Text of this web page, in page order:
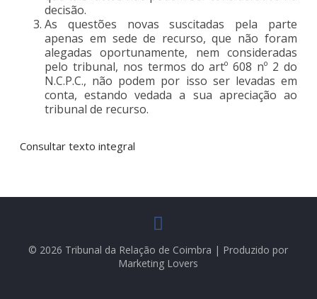
decisão.
As questões novas suscitadas pela parte
apenas em sede de recurso, que não foram
alegadas oportunamente, nem consideradas
pelo tribunal, nos termos do artº 608 nº 2 do
N.C.P.C., não podem por isso ser levadas em
conta, estando vedada a sua apreciação ao
tribunal de recurso.
Consultar texto integral
© 2026 Tribunal da Relação de Coimbra | Produzido por
Marketing Lovers